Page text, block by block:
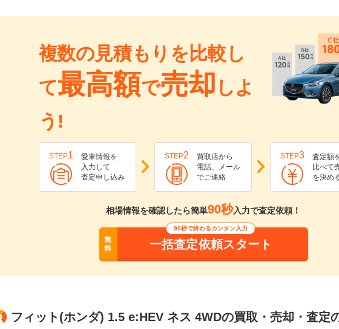
複数の見積もりを比較し
て最高額で売却 しよ
う!
STEP1
愛車情報を
入力して
査定申し込み
STEP2
買取店から
電話、メール
でご連絡
STEP3
査定額
比べて
を決め
相場情報を確認したら簡単90秒入力で査定依頼！
無
料
90秒で終わるカンタン入力
一括査定依頼スタート
フィット(ホンダ) 1.5 e:HEV ネス 4WDの買取・売却・査定